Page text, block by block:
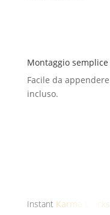
Montaggio semplice
Facile da
incluso.
Instant Karma Clocks